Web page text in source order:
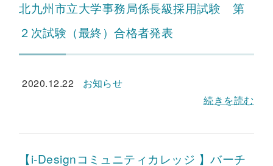
北九州市立大学事務局係長級採用試験 第
２次試験（最終）合格者発表
2020.12.22
お知らせ
続きを読む
【i-Designコミュニティカレッジ 】バーチ